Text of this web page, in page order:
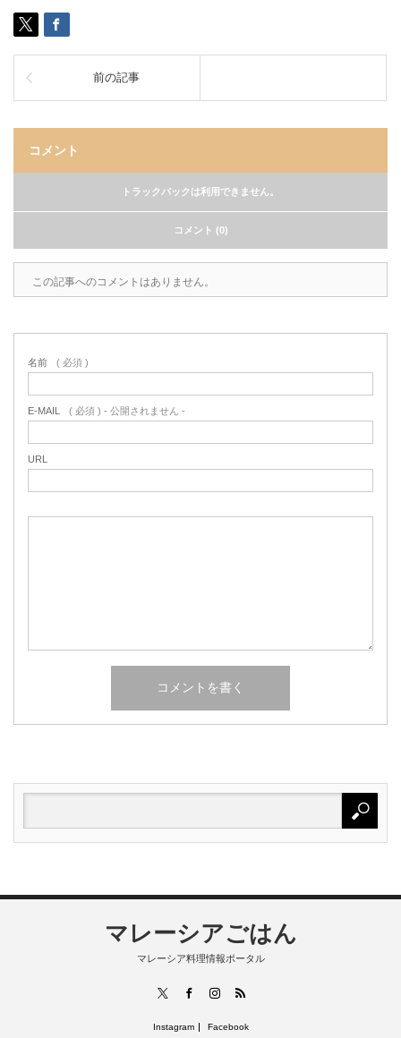
前の記事
コメント
トラックバックは利用できません。
コメント (0)
この記事へのコメントはありません。
名前 ( 必須 )
E-MAIL ( 必須 ) - 公開されません -
URL
マレーシアごはん
マレーシア料理情報ポータル
FacebookInstagram
RSS
Instagram Facebook